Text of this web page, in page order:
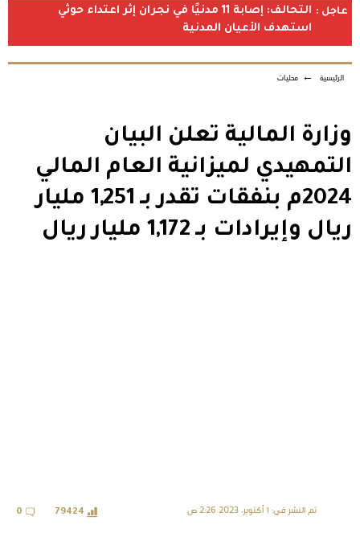
عاجل :
التحالف: إصابة 11 مدنيًا في نجران إثر اعتداء حوثي
استهدف الأعيان المدنية
الرئيسية ← محليات
وزارة المالية تعلن البيان
التمهيدي لميزانية العام المالي
2024م بنفقات تقدر بـ 1,251 مليار
ريال وإيرادات بـ 1,172 مليار ريال
تم النشر في: 1 أكتوبر، 2023 2:26 ص 79424
0